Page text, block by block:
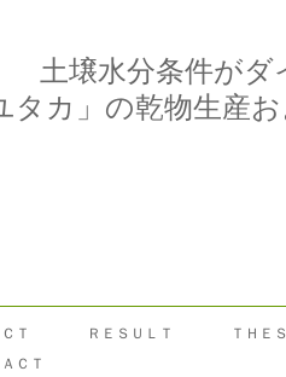
壌水分条件がダ
タカ」の乾物生産
Ｔ ＲＥＳＵＬＴ
ＴＨＥ
ＣＴ